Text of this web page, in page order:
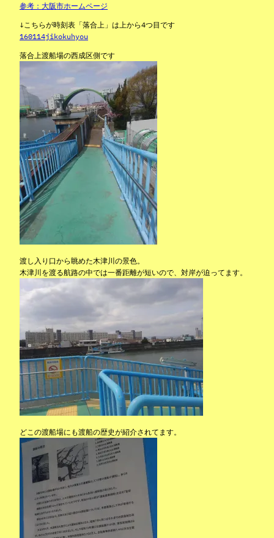
参考：大阪市ホームページ
↓こちらが時刻表「落合上」は上から4つ目です
160114jikokuhyou
落合上渡船場の西成区側です
渡し入り口から眺めた木津川の景色。
木津川を渡る航路の中では一番距離が短いので、対岸が迫ってます。
どこの渡船場にも渡船の歴史が紹介されてます。